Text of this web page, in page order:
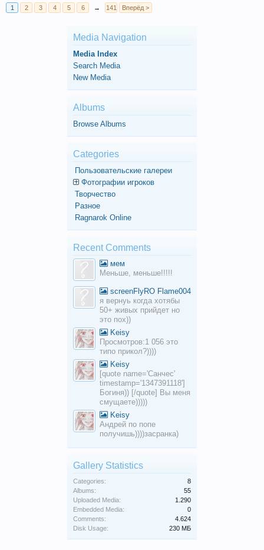
1 2 3 4 5 6 → 141 Вперёд >
Media Navigation
Media Index
Search Media
New Media
Albums
Browse Albums
Categories
Пользовательские галереи
Фотографии игроков
Творчество
Разное
Ragnarok Online
Recent Comments
мем
Меньше, меньше!!!!!
screenFlyRO Flame004
я вернуь когда хотябы
50+ живых прийдет но
это пох))
Keisy
Просмотров:1 056 это
типо прикол?))))
Keisy
[quote name='Санчес'
timestamp='1347391118']
Богиня)) [/quote] Вы меня
смущаете)))))
Keisy
Андрей по попе
получишь))))засранка)
Gallery Statistics
Categories:
8
Albums:
55
Uploaded Media:
1.290
Embedded Media:
0
Comments:
4.624
Disk Usage:
230 МБ